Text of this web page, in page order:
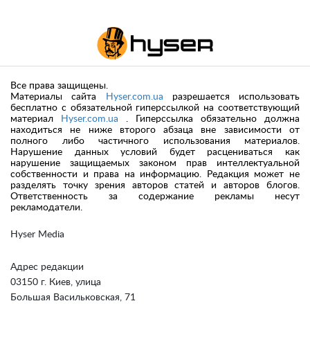
Hyser Media
Адрес редакции
03150 г. Киев, улица
Большая Васильковская, 71
Все права защищены.
Материалы сайта
Hyser.com.ua разрешается использовать
бесплатно с обязательной гиперссылкой на соответствующий
материал
Hyser.com.ua . Гиперссылка обязательно должна
находиться не ниже второго абзаца вне зависимости от
полного либо частичного использования материалов.
Нарушение данных условий будет расцениваться как
нарушение защищаемых законом прав интеллектуальной
собственности и права на информацию. Редакция может не
разделять точку зрения авторов статей и авторов блогов.
Ответственность за содержание рекламы несут
рекламодатели.